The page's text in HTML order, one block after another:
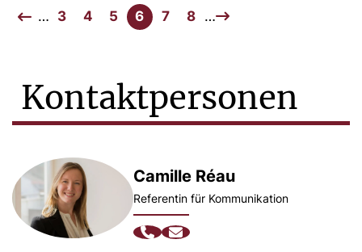
… 3 4 5 6 7 8 …
Kontaktpersonen
Camille Réau
Referentin für Kommunikation